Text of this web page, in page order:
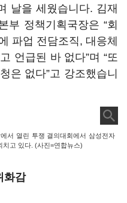
날을 세웠습니다. 김재
부 정책기획국장은 “회
파업 전담조직, 대응체
언급된 바 없다”며 “또
은 없다”고 강조했습니
서 열린 투쟁 결의대회에서 삼성전자
치고 있다. (사진=연합뉴스)
화감